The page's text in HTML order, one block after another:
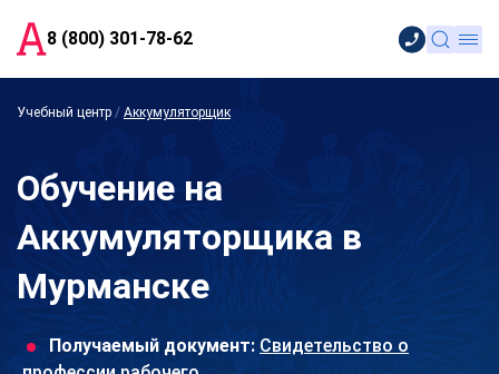
8 (800) 301-78-62
Учебный центр / Аккумуляторщик
Обучение на
Аккумуляторщика в
Мурманске
Получаемый документ: Свидетельство о